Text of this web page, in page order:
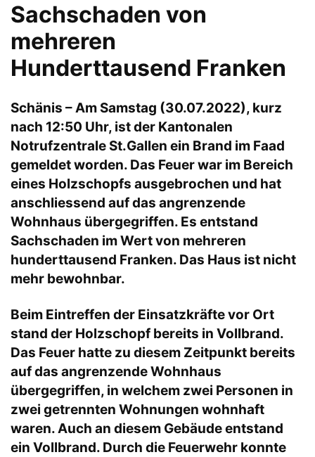
Sachschaden von
mehreren
Hunderttausend Franken
Schänis – Am Samstag (30.07.2022), kurz
nach 12:50 Uhr, ist der Kantonalen
Notrufzentrale St.Gallen ein Brand im Faad
gemeldet worden. Das Feuer war im Bereich
eines Holzschopfs ausgebrochen und hat
anschliessend auf das angrenzende
Wohnhaus übergegriffen. Es entstand
Sachschaden im Wert von mehreren
hunderttausend Franken. Das Haus ist nicht
mehr bewohnbar.
Beim Eintreffen der Einsatzkräfte vor Ort
stand der Holzschopf bereits in Vollbrand.
Das Feuer hatte zu diesem Zeitpunkt bereits
auf das angrenzende Wohnhaus
übergegriffen, in welchem zwei Personen in
zwei getrennten Wohnungen wohnhaft
waren. Auch an diesem Gebäude entstand
ein Vollbrand. Durch die Feuerwehr konnte